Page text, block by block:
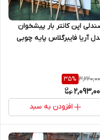
اپن کانتر بار پیشخوان
آریا فایبرگلاس پایه چوبی
35%
افزودن به سبد